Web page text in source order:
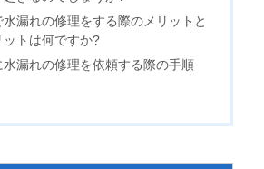
水漏れの修理をする際のメリットと
ットは何ですか?
水漏れの修理を依頼する際の手順